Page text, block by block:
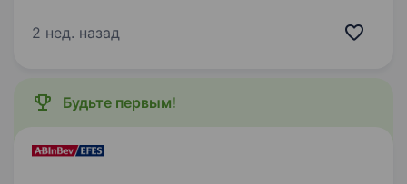
дівчат та хлопців стати важливою частиною
2 нед. назад
Будьте первым!